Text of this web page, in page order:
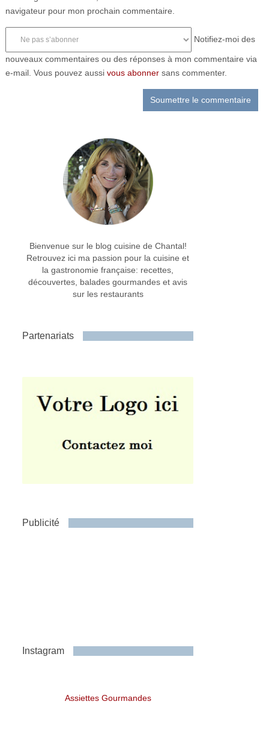
navigateur pour mon prochain commentaire.
Notifiez-moi des
nouveaux commentaires ou des réponses à mon commentaire via
e-mail. Vous pouvez aussi vous abonnersans commenter.
Bienvenue sur le blog cuisine de Chantal!
Retrouvez ici ma passion pour la cuisine et
la gastronomie française: recettes,
découvertes, balades gourmandes et avis
sur les restaurants
Partenariats
Publicité
Instagram
Assiettes Gourmandes